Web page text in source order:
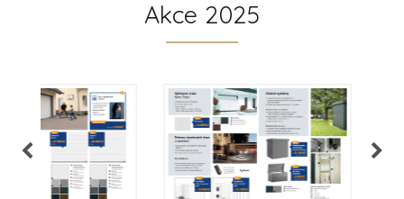
Akce 2025